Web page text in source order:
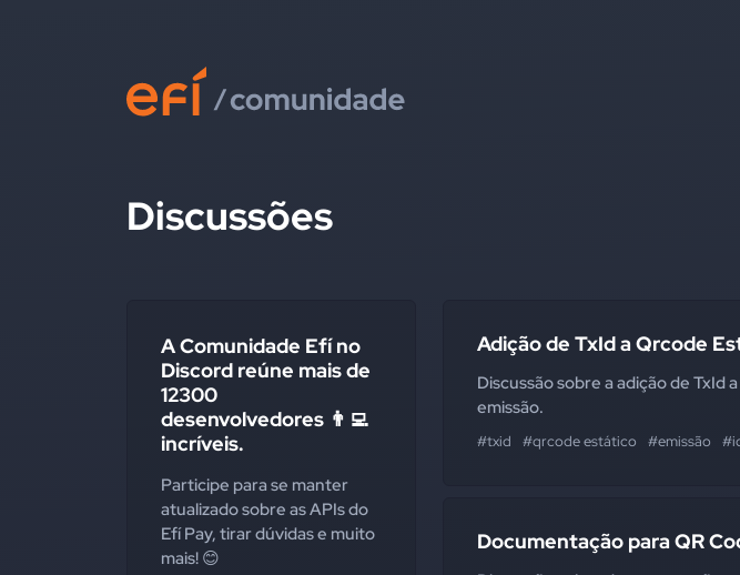
Discussões
A Comunidade Efí no
Discord reúne mais de
12300
desenvolvedores 👨‍💻
incríveis.
Participe para se manter
atualizado sobre as APIs do
Efí Pay, tirar dúvidas e muito
mais! 😊
Adição de TxId a Qrcode
Discussão sobre a adição de TxId
emissão.
#txid #qrcode estático #emissão
Documentação para QR